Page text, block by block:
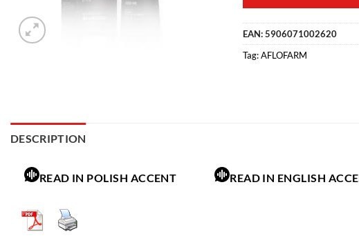
EAN:5906071002620
Tag:AFLOFARM
DESCRIPTION
READ IN POLISH ACCENT READ IN ENGLISH